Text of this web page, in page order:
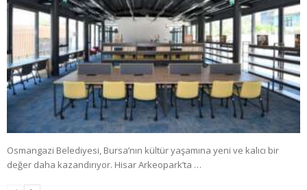
Osmangazi Belediyesi, Bursa’nın kültür yaşamına yeni ve kalıcı bir
değer daha kazandırıyor. Hisar Arkeopark’ta …